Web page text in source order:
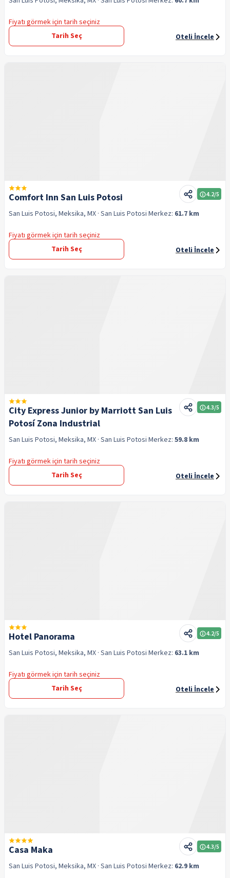
Fiyatı görmek için tarih seçiniz
Tarih Seç
Oteli İncele
Comfort Inn San Luis Potosi 4.2/5
San Luis Potosi, Meksika, MX · San Luis Potosi Merkez: 61.7 km
Fiyatı görmek için tarih seçiniz
Tarih Seç
Oteli İncele
City Express Junior by Marriott San Luis
Potosí Zona Industrial
4.3/5
San Luis Potosi, Meksika, MX · San Luis Potosi Merkez: 59.8 km
Fiyatı görmek için tarih seçiniz
Tarih Seç
Oteli İncele
Hotel Panorama 4.2/5
San Luis Potosi, Meksika, MX · San Luis Potosi Merkez: 63.1 km
Fiyatı görmek için tarih seçiniz
Tarih Seç
Oteli İncele
Casa Maka 4.3/5
San Luis Potosi, Meksika, MX · San Luis Potosi Merkez: 62.9 km